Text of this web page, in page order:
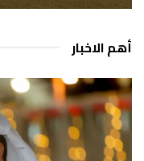
أهم الاخبار